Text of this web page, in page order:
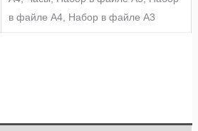
в файле А4, Набор в файле А3